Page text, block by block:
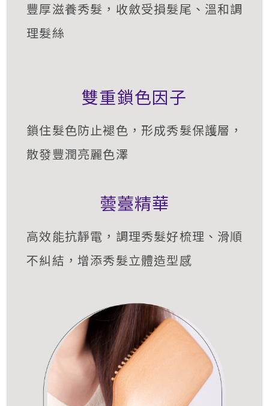
豐厚滋養秀髮，收斂受損髮尾、溫和調
理髮絲
雙重鎖色因子
鎖住髮色防止褪色，形成秀髮保護層，
散發豐潤亮麗色澤
蕓薹精華
高效能抗靜電，調理秀髮好梳理、滑順
不糾結，增添秀髮立體造型感